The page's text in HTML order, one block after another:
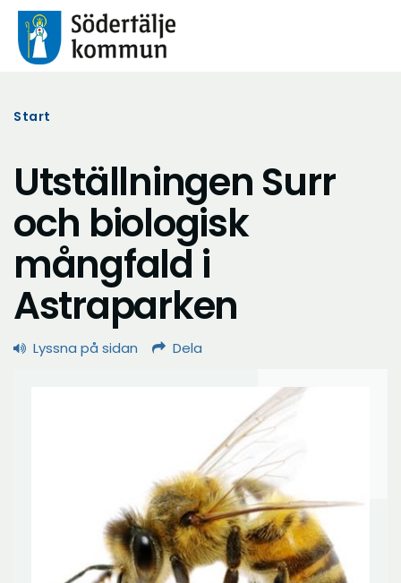
Start
Utställningen Surr
och biologisk
mångfald i
Astraparken
Lyssna på sidan Dela